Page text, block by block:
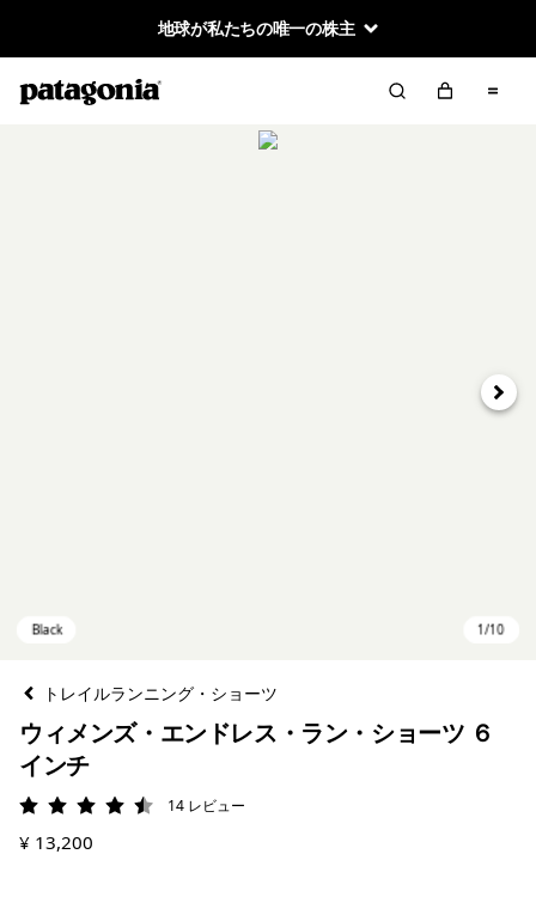
地球が私たちの唯一の株主
次へ
トレイルランニング・ショーツ
ウィメンズ・エンドレス・ラン・ショーツ ６
インチ
評価: 4.5 / 5
14 レビュー
¥ 13,200